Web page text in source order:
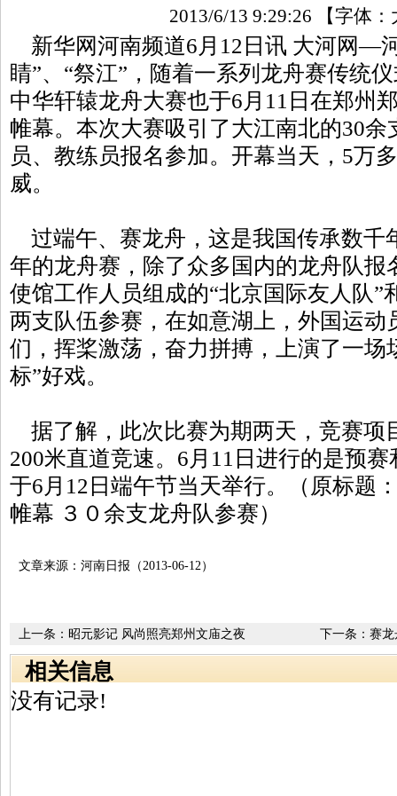
2013/6/13 9:29:26 【字体：
新华网河南频道6月12日讯 大河网—
睛”、“祭江”，随着一系列龙舟赛传统
中华轩辕龙舟大赛也于6月11日在郑州
帷幕。本次大赛吸引了大江南北的30余
员、教练员报名参加。开幕当天，5万
威。
过端午、赛龙舟，这是我国传承数千
年的龙舟赛，除了众多国内的龙舟队报
使馆工作人员组成的“北京国际友人队”
两支队伍参赛，在如意湖上，外国运动
们，挥桨激荡，奋力拼搏，上演了一场
标”好戏。
据了解，此次比赛为期两天，竞赛项
200米直道竞速。6月11日进行的是预
于6月12日端午节当天举行。（原标题
帷幕 ３０余支龙舟队参赛）
文章来源：河南日报（2013-06-12）
下一条： 赛龙
上一条： 昭元影记 风尚照亮郑州文庙之夜
相关信息
没有记录!